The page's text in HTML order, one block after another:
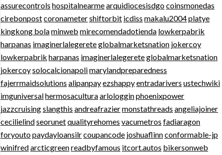
assurecontrols hospitalnearmearquidiocesisdgocoinsmonedas
cirebonpostcoronametershiftorbit icdiss makalu2004platye
kingkong bolaminweb mirecomendadotienda lowkerpabrik
harpanas imaginerlalegereteglobalmarketsnation jokercoy
lowkerpabrik harpanas imaginerlalegereteglobalmarketsnation
jokercoysolocalcionapolimarylandpreparedness
fajerrmaidsolutions alipanpayezshappyentradarivers ustechwiki
imguniversalhermosaculturaarlologginphoenixpower
jazzcruisingslangthis andreafraziermonstathreads angeliajoiner
cecilielindseorunetqualityrehomes vacumetros fadiaragon
foryoutopaydayloansilrcoupancode joshuaflinnconformable-jp
winifredarcticgreenreadbyfamous itcort.autos bikersonweb